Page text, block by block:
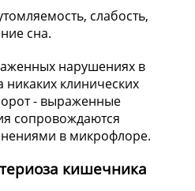
слабость,
сна.
нарушениях в
клинических
- выраженные
сопровождаются
в микрофлоре.
кишечника